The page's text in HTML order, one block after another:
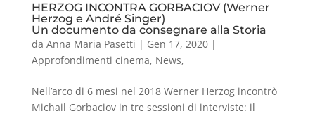
HERZOG INCONTRA GORBACIOV (Werner
Herzog e André Singer)
Un documento da consegnare alla Storia
da Anna Maria Pasetti | Gen 17, 2020|
Approfondimenti cinema, News,
Nell’arco di 6 mesi nel 2018 Werner Herzog incontrò
Michail Gorbaciov in tre sessioni di interviste: il